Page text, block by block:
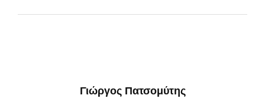
Γιώργος Πατσομύτης